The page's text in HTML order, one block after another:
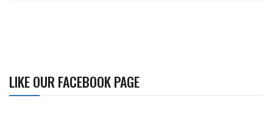
LIKE OUR FACEBOOK PAGE